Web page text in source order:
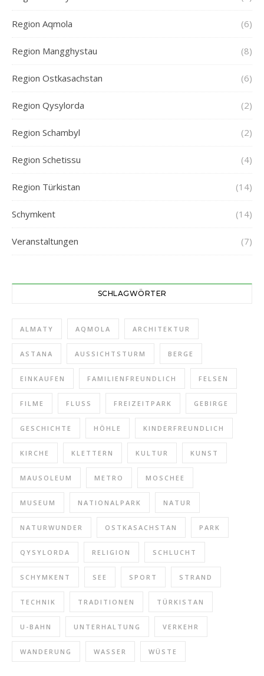
Region Aqmola (6)
Region Mangghystau (8)
Region Ostkasachstan (6)
Region Qysylorda (2)
Region Schambyl (2)
Region Schetissu (4)
Region Türkistan (14)
Schymkent (14)
Veranstaltungen (7)
SCHLAGWÖRTER
ALMATY AQMOLA ARCHITEKTUR
ASTANA AUSSICHTSTURM BERGE
EINKAUFEN FAMILIENFREUNDLICH FELSEN
FILME FLUSS FREIZEITPARK GEBIRGE
GESCHICHTE HÖHLE KINDERFREUNDLICH
KIRCHE KLETTERN KULTUR KUNST
MAUSOLEUM METRO MOSCHEE
MUSEUM NATIONALPARK NATUR
NATURWUNDER OSTKASACHSTAN PARK
QYSYLORDA RELIGION SCHLUCHT
SCHYMKENT SEE SPORT STRAND
TECHNIK TRADITIONEN TÜRKISTAN
U-BAHN UNTERHALTUNG VERKEHR
WANDERUNG WASSER WÜSTE